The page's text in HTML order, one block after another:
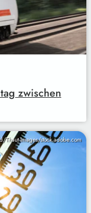
zwischen
Thaut Images/stock.adobe.com